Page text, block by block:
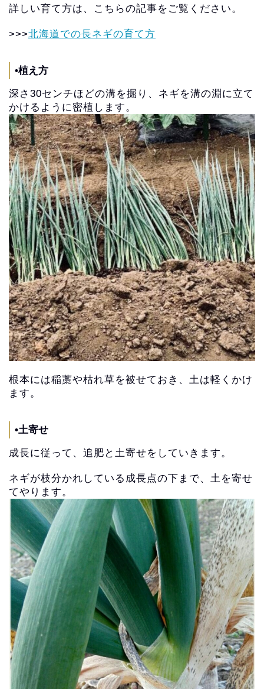
詳しい育て方は、こちらの記事をご覧ください。
>>>北海道での長ネギの育て方
•植え方
深さ30センチほどの溝を掘り、 ネギを溝の淵に立て
かけるように密植します。
根本には稲藁や枯れ草を被せておき、土は軽くかけ
ます。
•土寄せ
成長に従って、追肥と土寄せをしていきます。
ネギが枝分かれしている成長点の下まで、土を寄せ
てやります。